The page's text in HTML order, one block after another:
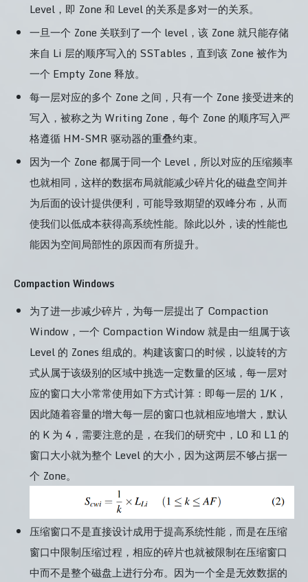
Level，即 Zone 和 Level 的关系是多对一的关系。
一旦一个 Zone 关联到了一个 level，该 Zone 就只能存储
来自 Li 层的顺序写入的 SSTables，直到该 Zone 被作为
一个 Empty Zone 释放。
每一层对应的多个 Zone 之间，只有一个 Zone 接受进来的
写入，被称之为 Writing Zone，每个 Zone 的顺序写入严
格遵循 HM-SMR 驱动器的重叠约束。
因为一个 Zone 都属于同一个 Level，所以对应的压缩频率
也就相同，这样的数据布局就能减少碎片化的磁盘空间并
为后面的设计提供便利，可能导致期望的双峰分布，从而
使我们以低成本获得高系统性能。除此以外，读的性能也
能因为空间局部性的原因而有所提升。
Compaction Windows
为了进一步减少碎片，为每一层提出了 Compaction
Window，一个 Compaction Window 就是由一组属于该
Level 的 Zones 组成的。构建该窗口的时候，以旋转的方
式从属于该级别的区域中挑选一定数量的区域，每一层对
应的窗口大小常常使用如下方式计算：即每一层的 1/K，
因此随着容量的增大每一层的窗口也就相应地增大，默认
的 K 为 4，需要注意的是，在我们的研究中，L0 和 L1 的
窗口大小就为整个 Level 的大小，因为这两层不够占据一
个 Zone。
压缩窗口不是直接设计成用于提高系统性能，而是在压缩
窗口中限制压缩过程，相应的碎片也就被限制在压缩窗口
中而不是整个磁盘上进行分布。因为一个全是无效数据的